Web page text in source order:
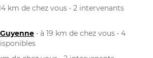
km de chez vous • 2 intervenants
• à 19 km de chez vous • 4